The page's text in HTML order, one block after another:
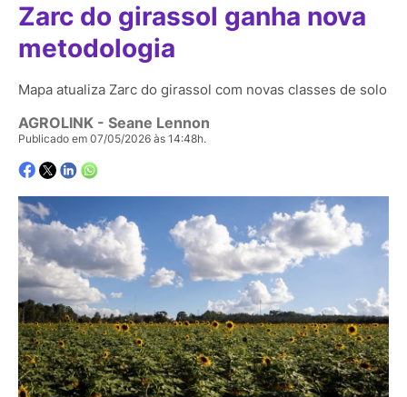
Zarc do girassol ganha nova
metodologia
Mapa atualiza Zarc do girassol com novas classes de solo
AGROLINK - Seane Lennon
Publicado em 07/05/2026 às 14:48h.